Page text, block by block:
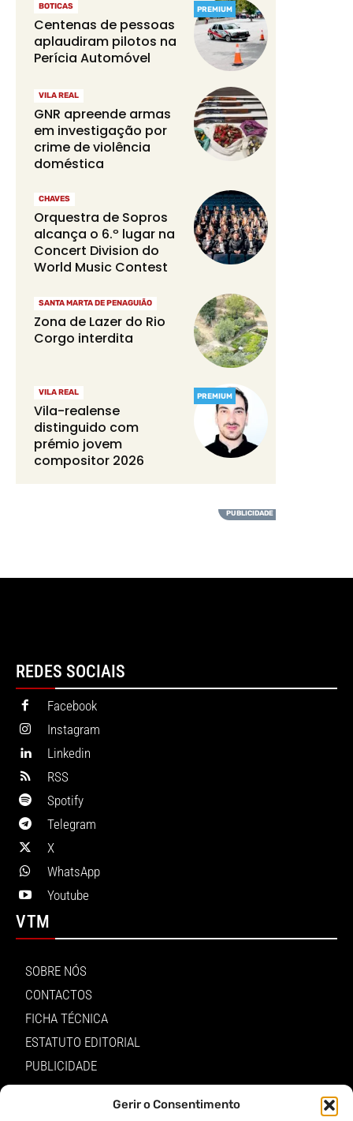
Gerir o Consentimento
PREMIUM
BOTICAS
Centenas de pessoas
aplaudiram pilotos na
Perícia Automóvel
VILA REAL
GNR apreende armas
em investigação por
crime de violência
doméstica
CHAVES
Orquestra de Sopros
alcança o 6.º lugar na
Concert Division do
World Music Contest
SANTA MARTA DE PENAGUIÃO
Zona de Lazer do Rio
Corgo interdita
PREMIUM
VILA REAL
Vila-realense
distinguido com
prémio jovem
compositor 2026
REDES SOCIAIS
Facebook
Instagram
Linkedin
RSS
Spotify
Telegram
X
WhatsApp
Youtube
VTM
SOBRE NÓS
CONTACTOS
FICHA TÉCNICA
ESTATUTO EDITORIAL
PUBLICIDADE
LOJA